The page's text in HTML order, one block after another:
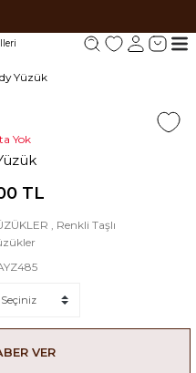
ücretsiz kargo. #3
Yüzük
Yok
TL
, Renkli Taşlı
VER